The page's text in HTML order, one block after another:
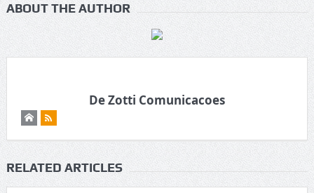
ABOUT THE AUTHOR
De Zotti Comunicacoes
RELATED ARTICLES